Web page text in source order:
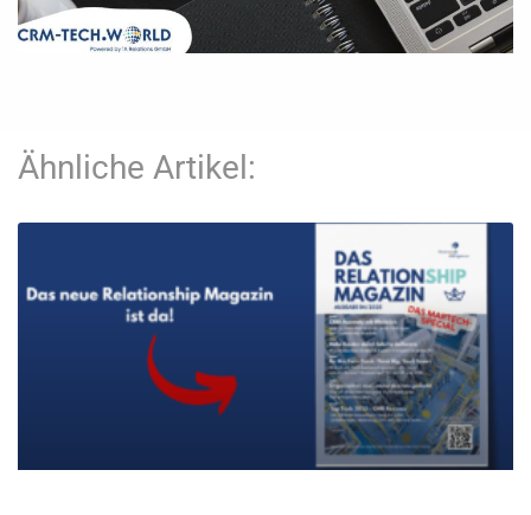
Ähnliche Artikel: